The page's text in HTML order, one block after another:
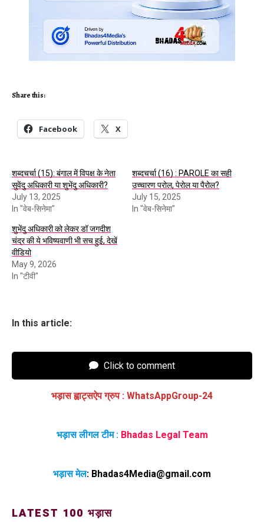
Share this:
Facebook X
शब्दचर्चा (15): बंगाल में विपक्ष के नेता
सुवेंदु अधिकारी या शुभेंदु अधिकारी?
July 13, 2025
In "वेब-सिनेमा"
शब्दचर्चा (16) : PAROLE का सही
उच्चारण परोल, पेरोल या पैरोल?
July 15, 2025
In "वेब-सिनेमा"
शुभेंदु अधिकारी को लेकर डॉ जगदीश
चंद्र की ये भविष्यवाणी भी सच हुई, देखें
वीडियो
May 9, 2026
In "टीवी"
In this article:
Click to comment
भड़ास ह्वाट्सऐप ग्रुप : WhatsAppGroup-24
भड़ास लीगल टीम : Bhadas Legal Team
भड़ास मेल: Bhadas4Media@gmail.com
LATEST 100 भड़ास